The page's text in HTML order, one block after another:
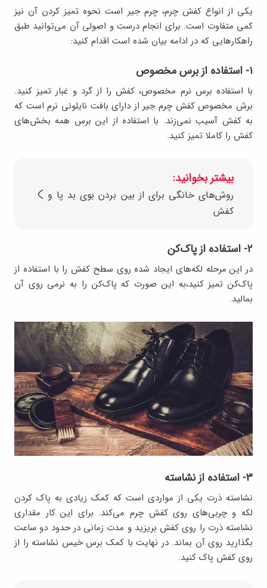
یکی از انواع کفش چرم، چرم جیر است نحوه تمیز کردن آن نیز
کمی متفاوت است. برای انجام درست و اصولی آن می‌توانید طبق
راهکارهایی که در ادامه بیان شده است اقدام کنید:
۱- استفاده از برس مخصوص
با استفاده برس نرم مخصوص، کفش را از گرد و غبار تمیز کنید.
برش مخصوص کفش چرم جیر از دارای بافت نایلونی نرم است که
به کفش آسیب نمی‌زند. با استفاده از این برس همه بخش‌های
کفش را کاملا تمیز کنید.
بیشتر بخوانید:
روش‌های خانگی برای از بین بردن بوی بد پا و
کفش
۲- استفاده از پاک‌کن
در این مرحله لکه‌های ایجاد شده روی سطح کفش را با استفاده از
پاک‌کن تمیز کنید،به این صورت که پاک‌کن را به نرمی روی آن
بمالید.
۳- استفاده از نشاسته
نشاسته ذرت یکی از مواردی است که کمک زیادی به پاک کردن
لکه و چربی‌های روی کفش چرم می‌کند. برای این کار مقداری
نشاسته ذرت را روی کفش بریزید و مدت زمانی در حدود دو ساعت
بگذارید روی آن بماند. در نهایت با کمک برس خیس نشاسته را از
روی کفش پاک کنید.